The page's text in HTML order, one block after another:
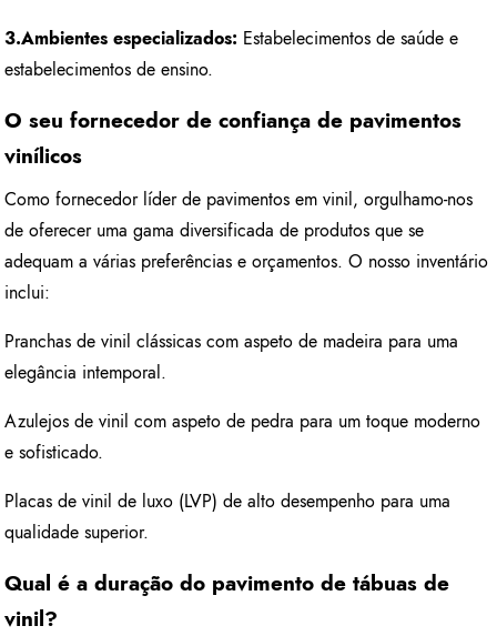
3.Ambientes especializados: Estabelecimentos de saúde e
estabelecimentos de ensino.
O seu fornecedor de confiança de pavimentos
vinílicos
Como fornecedor líder de pavimentos em vinil, orgulhamo-nos
de oferecer uma gama diversificada de produtos que se
adequam a várias preferências e orçamentos. O nosso inventário
inclui:
Pranchas de vinil clássicas com aspeto de madeira para uma
elegância intemporal.
Azulejos de vinil com aspeto de pedra para um toque moderno
e sofisticado.
Placas de vinil de luxo (LVP) de alto desempenho para uma
qualidade superior.
Qual é a duração do pavimento de tábuas de
vinil?